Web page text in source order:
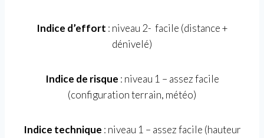
Indice d’effort : niveau 2- facile (distance +
dénivelé)
Indice de risque : niveau 1 – assez facile
(configuration terrain, météo)
Indice technique : niveau 1 – assez facile (hauteur